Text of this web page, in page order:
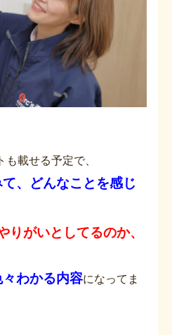
載せる予定で、
、どんなことを感じ
りがいとしてるのか、
わかる内容になってま